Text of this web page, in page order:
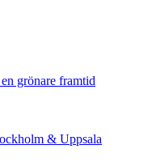
grönare framtid
& Uppsala